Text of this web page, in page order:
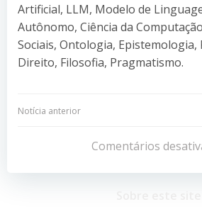
Artificial, LLM, Modelo de
Autônomo, Ciência da
Sociais, Ontologia, Epistemologia,
Direito, Filosofia, Pragmatismo.
Navegação
Post
Notícia anterior
de
Comentários